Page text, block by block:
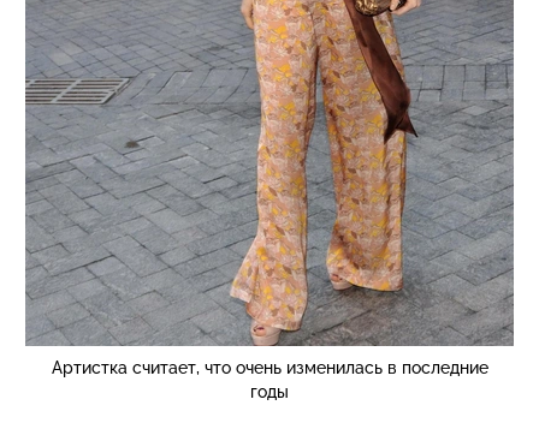
Артистка считает, что очень изменилась в последние
годы